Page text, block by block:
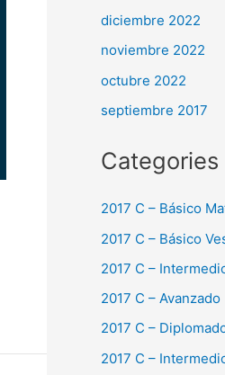
diciembre 2022
noviembre 2022
octubre 2022
septiembre 2017
Categories
2017 C – Básico
2017 C – Básico
2017 C –
2017 C – Avanzado
2017 C –
2017 C –